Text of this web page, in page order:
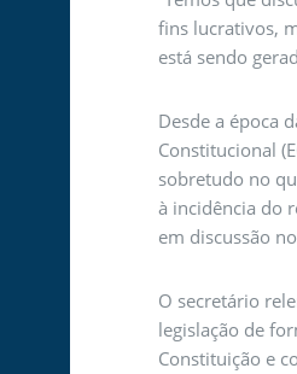
fins lucrativos,
está sendo
Desde a época
Constitucional
sobretudo no
à incidência do
em discussão
O secretário
legislação de
Constituição e